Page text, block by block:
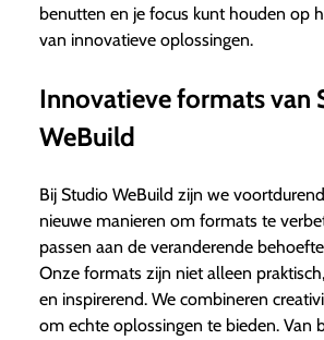
benutten en je focus kunt houden op
van innovatieve oplossingen.
Innovatieve formats van
WeBuild
Bij Studio WeBuild zijn we
nieuwe manieren om formats te
passen aan de veranderende
Onze formats zijn niet alleen
en inspirerend. We combineren
om echte oplossingen te bieden. Van